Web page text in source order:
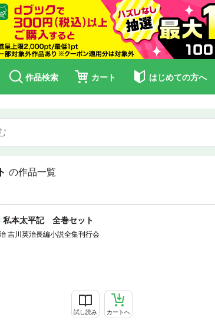
作品検索 カート はじめての方へ
の作品一覧
私本太平記 全巻セット
吉川英治長編小説全集刊行会
試し読み カートへ